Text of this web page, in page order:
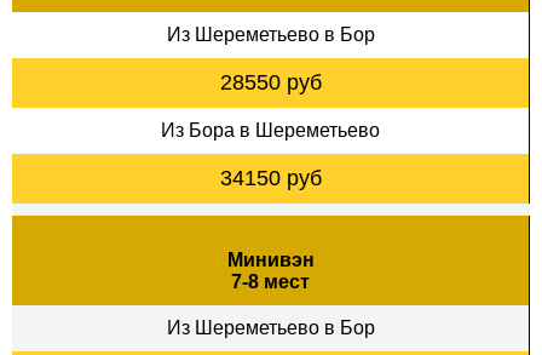
Из Шереметьево в Бор
28550 руб
Из Бора в Шереметьево
34150 руб
Минивэн
7-8 мест
Из Шереметьево в Бор